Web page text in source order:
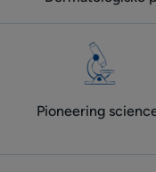
Pioneering